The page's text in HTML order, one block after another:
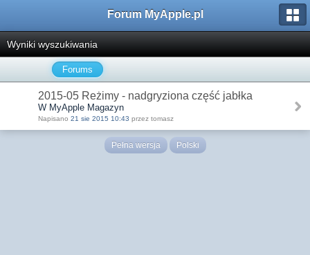
Forum MyApple.pl
Wyniki wyszukiwania
Forums
2015-05 Reżimy - nadgryziona część jabłka
W MyApple Magazyn
Napisano 21 sie 2015 10:43 przez tomasz
Pełna wersja Polski